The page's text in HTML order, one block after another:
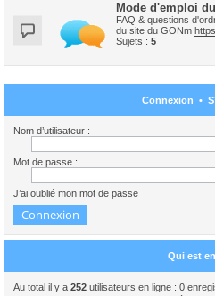
Mode d'emploi
FAQ & questions
du site du GONm
Sujets : 5
Connexion •
Nom d’utilisateur :
Mot de passe :
J’ai oublié mon mot de passe
Qui est
Au total il y a 252 utilisateurs en ligne : 0